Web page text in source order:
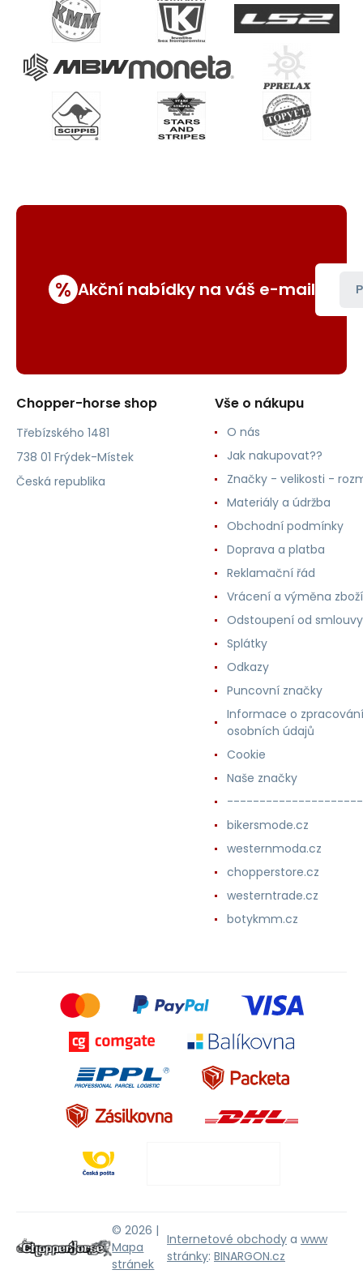
% Akční nabídky na váš e-mail
Chopper-horse shop
Třebízského 1481
738 01 Frýdek-Místek
Česká republika
Vše o nákupu
O nás
Jak nakupovat??
Značky - velikosti -
Materiály a údržba
Obchodní podmínky
Doprava a platba
Reklamační řád
Vrácení a výměna zboží
Odstoupení od smlouvy
Splátky
Odkazy
Puncovní značky
Informace o zpracování
osobních údajů
Cookie
Naše značky
bikersmode.cz
westernmoda.cz
chopperstore.cz
westerntrade.cz
botykmm.cz
© 2026 |
Mapa
stránek
Internetové obchody a www
stránky: BINARGON.cz